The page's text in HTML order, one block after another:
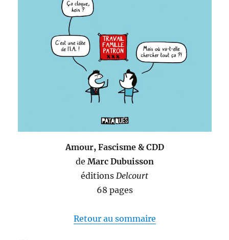
Amour, Fascisme & CDD
de Marc Dubuisson
éditions Delcourt
68 pages
Retour au sommaire